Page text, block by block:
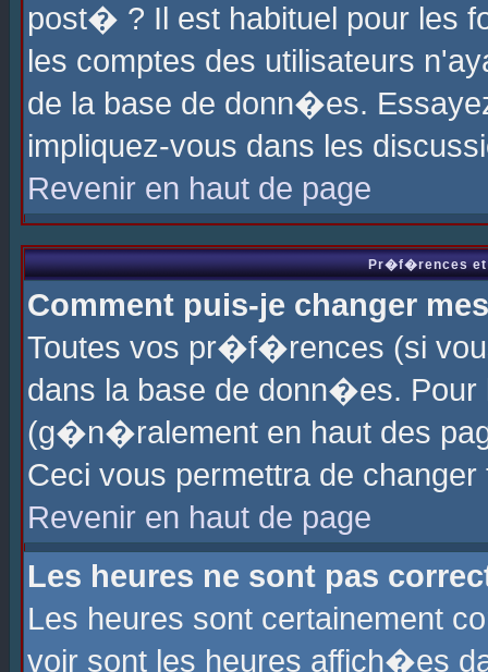
post� ? Il est habituel pour les
les comptes des utilisateurs
de la base de donn�es.
impliquez-vous dans les
Revenir en haut de page
Pr�f�rences et
Comment puis-je changer
Toutes vos pr�f�rences (si
dans la base de donn�es.
(g�n�ralement en haut des
Ceci vous permettra de
Revenir en haut de page
Les heures ne sont pas
Les heures sont certainement
voir sont les heures affich�es